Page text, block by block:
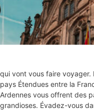
qui vont vous faire voyager.
pays Étendues entre la
Ardennes vous offrent des
grandioses. Évadez-vous